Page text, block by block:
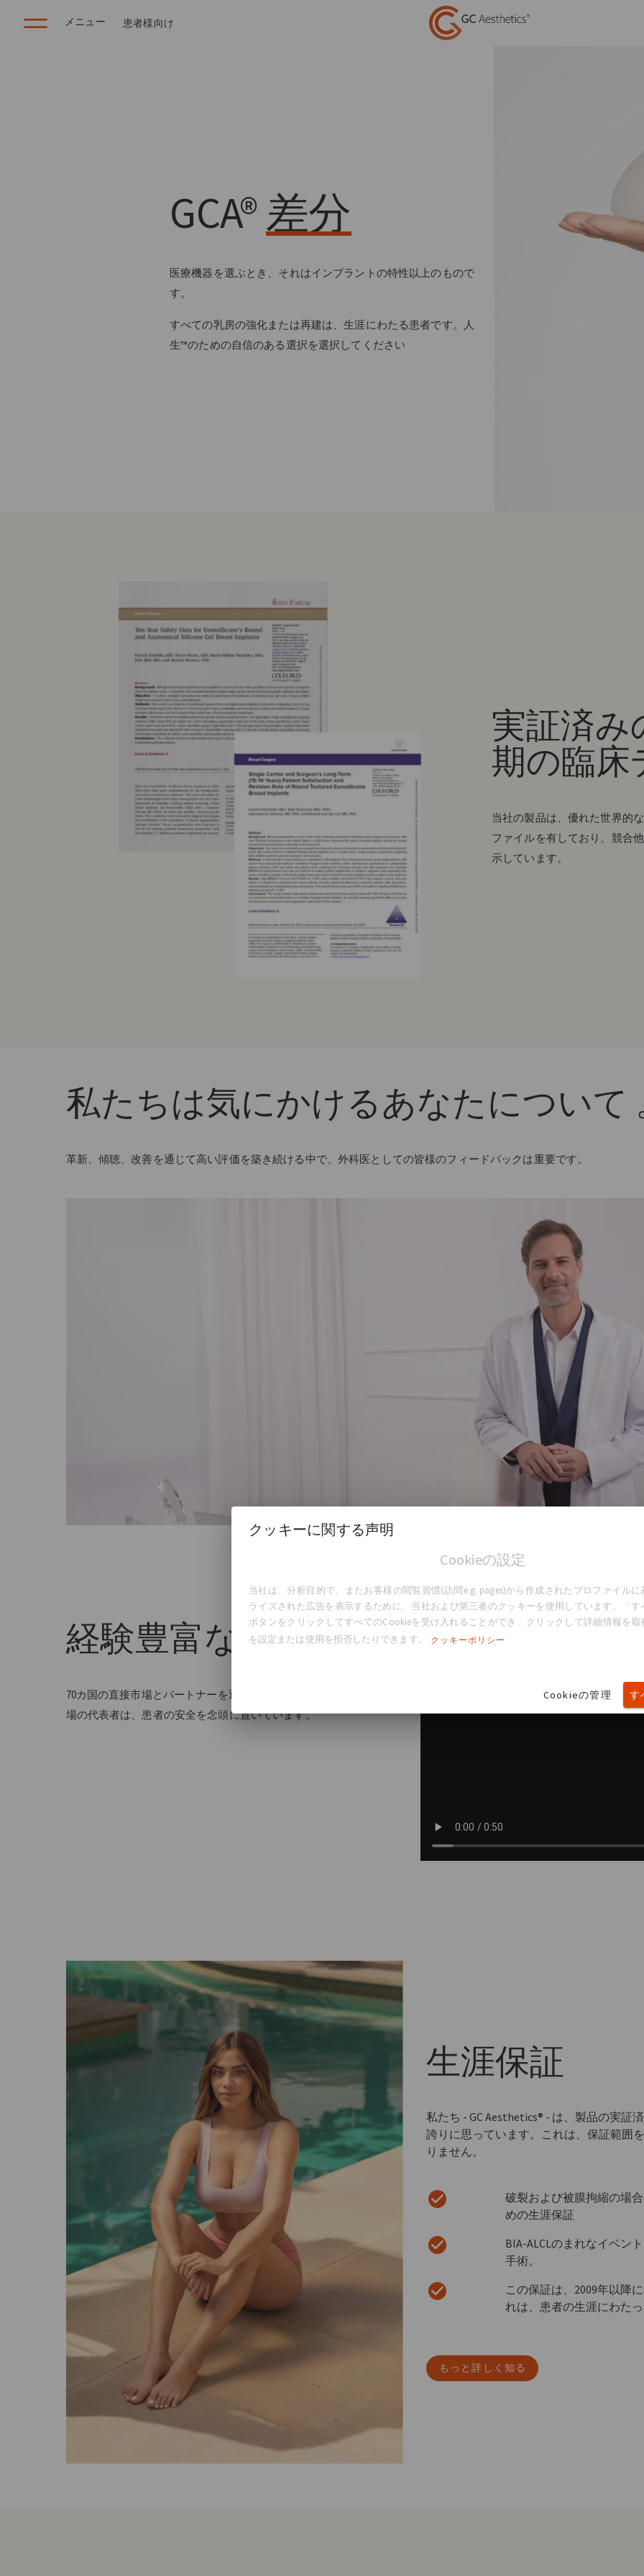
メニュー 患者様向け
GCA®差分
医療機器を選ぶとき、それはインプラントの特性以上のもので
す。
すべての乳房の強化または再建は、生涯にわたる患者です。人
生™のための自信のある選択を選択してください
実証済み
期の臨床
当社の製品は、優れた世界的
ファイルを有しており、競合
示しています。
私たちは気にかけるあなたについて
革新、傾聴、改善を通じて高い評価を築き続ける中で、外科医としての皆様のフィードバックは重要です。
経験豊富なチーム
70カ国の直接市場とパートナーを通じて、GC Aesthetics®の現場と現
場の代表者は、患者の安全を念頭に置いています。
生涯保証
私たち - GC Aesthetics® - は、製品の実
誇りに思っています。これは、保証範囲
りません。
破裂および被膜拘縮の場
めの生涯保証
BIA-ALCLのまれなイベン
手術。
この保証は、2009年以降
れは、患者の生涯にわた
もっと詳しく知る
クッキーに関する声明
Cookieの設定
当社は、分析目的で、またお客様の閲覧習慣(訪問e.g. pages)から作成されたプロファイル
ライズされた広告を表示するために、当社および第三者のクッキーを使用しています。「
ボタンをクリックしてすべてのCookieを受け入れることができ、クリックして詳細情報を取
を設定または使用を拒否したりできます。
クッキーポリシー
Cookieの管理 す